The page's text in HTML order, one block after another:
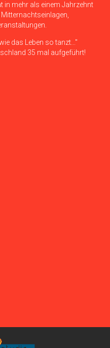
in mehr als einem Jahrzehnt
das Leben so tanzt..."
35 mal aufgeführt!